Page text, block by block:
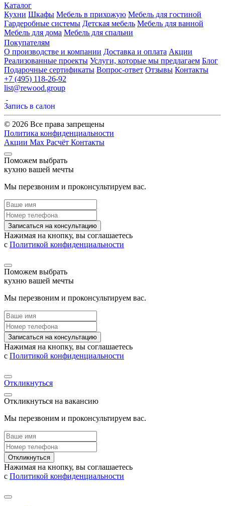
Каталог
Кухни Шкафы Мебель в прихожую Мебель для гостиной
Гардеробные системы Детская мебель Мебель для ванной
Мебель для дома Мебель для спальни
Покупателям
О производстве и компании Доставка и оплата Акции
Реализованные проекты Услуги, которые мы предлагаем Блог
Подарочные сертификаты Вопрос-ответ Отзывы Контакты
+7 (495) 118-26-92
list@rewood.group
Запись в салон
© 2026 Все права запрещены
Политика конфиденциальности
Акции Max Расчёт Контакты
Поможем выбрать
кухню вашей мечты
Мы перезвоним и проконсультируем вас.
Записаться на консультацию
Нажимая на кнопку, вы соглашаетесь
с Политикой конфиденциальности
Поможем выбрать
кухню вашей мечты
Мы перезвоним и проконсультируем вас.
Записаться на консультацию
Нажимая на кнопку, вы соглашаетесь
с Политикой конфиденциальности
Откликнуться
Откликнуться на вакансию
Мы перезвоним и проконсультируем вас.
Откликнуться
Нажимая на кнопку, вы соглашаетесь
с Политикой конфиденциальности